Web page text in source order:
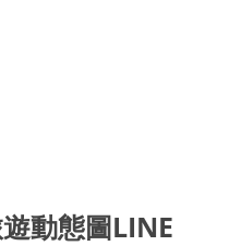
動態圖LINE